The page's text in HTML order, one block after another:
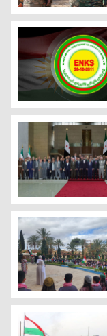
YPJ: Me li
ENKS daxwaza
Ehmed Şera bi
Ji bo cara